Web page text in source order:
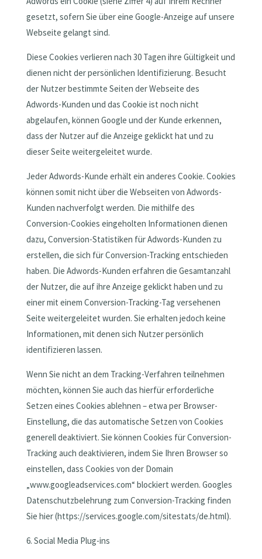
gesetzt, sofern Sie über eine Google-Anzeige auf unsere
Webseite gelangt sind.
Diese Cookies verlieren nach 30 Tagen ihre Gültigkeit und
dienen nicht der persönlichen Identifizierung. Besucht
der Nutzer bestimmte Seiten der Webseite des
Adwords-Kunden und das Cookie ist noch nicht
abgelaufen, können Google und der Kunde erkennen,
dass der Nutzer auf die Anzeige geklickt hat und zu
dieser Seite weitergeleitet wurde.
Jeder Adwords-Kunde erhält ein anderes Cookie. Cookies
können somit nicht über die Webseiten von Adwords-
Kunden nachverfolgt werden. Die mithilfe des
Conversion-Cookies eingeholten Informationen dienen
dazu, Conversion-Statistiken für Adwords-Kunden zu
erstellen, die sich für Conversion-Tracking entschieden
haben. Die Adwords-Kunden erfahren die Gesamtanzahl
der Nutzer, die auf ihre Anzeige geklickt haben und zu
einer mit einem Conversion-Tracking-Tag versehenen
Seite weitergeleitet wurden. Sie erhalten jedoch keine
Informationen, mit denen sich Nutzer persönlich
identifizieren lassen.
Wenn Sie nicht an dem Tracking-Verfahren teilnehmen
möchten, können Sie auch das hierfür erforderliche
Setzen eines Cookies ablehnen – etwa per Browser-
Einstellung, die das automatische Setzen von Cookies
generell deaktiviert. Sie können Cookies für Conversion-
Tracking auch deaktivieren, indem Sie Ihren Browser so
einstellen, dass Cookies von der Domain
„www.googleadservices.com“ blockiert werden. Googles
Datenschutzbelehrung zum Conversion-Tracking finden
Sie hier (https://services.google.com/sitestats/de.html).
6. Social Media Plug-ins